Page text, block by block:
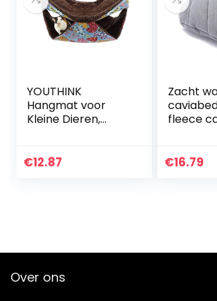
YOUTHINK
Hangmat voor
Kleine Dieren,
Hangmat 2/3
€12.87
Zacht
fleece
gezellige
€16.79
Over ons